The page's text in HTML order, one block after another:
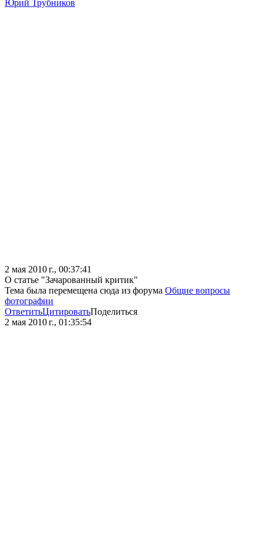
Юрий Трубников
2 мая 2010 г., 00:37:41
О статье "Зачарованный критик"
Тема была перемещена сюда из форума Общие вопросы
фотографии
ОтветитьЦитироватьПоделиться
2 мая 2010 г., 01:35:54